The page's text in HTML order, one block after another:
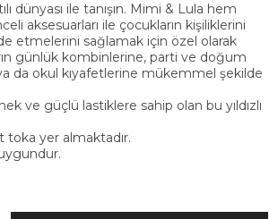
dünyası ile tanışın. Mimi & Lula hem
aksesuarları ile çocukların kişiliklerini
etmelerini sağlamak için özel olarak
günlük kombinlerine, parti ve doğum
da okul kıyafetlerine mükemmel şekilde
ve güçlü lastiklere sahip olan bu yıldızlı
yer almaktadır.